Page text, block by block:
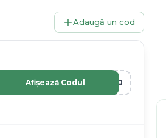
Adaugă un cod
E10
Afișează Codul